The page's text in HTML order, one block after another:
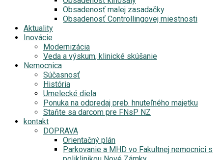
Obsadenosť malej zasadačky
Obsadenosť Controllingovej miestnosti
Aktuality
Inovácie
Modernizácia
Veda a výskum, klinické skúšanie
Nemocnica
Súčasnosť
História
Umelecké diela
Ponuka na odpredaj preb. hnuteľného majetku
Staňte sa darcom pre FNsP NZ
kontakt
DOPRAVA
Orientačný plán
Parkovanie a MHD vo Fakultnej nemocnici s